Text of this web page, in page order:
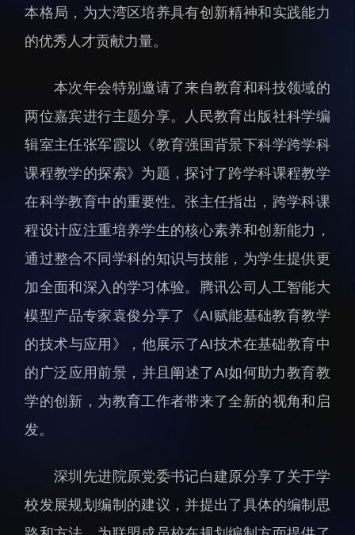
支撑平台处
科研进展
科研诚信与伦理委员会
实验动物管理
分析测试中心
实验室建设与管理
生物安全管理
要闻播报
科研进展
综合新闻
合作交流
学术活动
媒体报道
档案频道
刊物与文化
科学普及
先进视界
教育概况 学生活动
本格局，为大湾区培养具有创新精神和实践能力
的优秀人才贡献力量。
本次年会特别邀请了来自教育和科技领域的
两位嘉宾进行主题分享。人民教育出版社科学编
辑室主任张军霞以《教育强国背景下科学跨学科
课程教学的探索》为题，探讨了跨学科课程教学
在科学教育中的重要性。张主任指出，跨学科课
程设计应注重培养学生的核心素养和创新能力，
通过整合不同学科的知识与技能，为学生提供更
加全面和深入的学习体验。腾讯公司人工智能大
模型产品专家袁俊分享了《AI赋能基础教育教学
的技术与应用》，他展示了AI技术在基础教育中
的广泛应用前景，并且阐述了AI如何助力教育教
学的创新，为教育工作者带来了全新的视角和启
发。
深圳先进院原党委书记白建原分享了关于学
校发展规划编制的建议，并提出了具体的编制思